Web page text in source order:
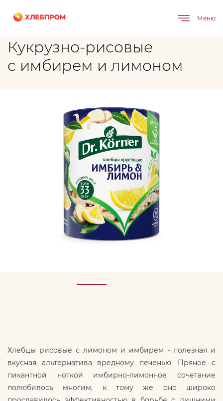
Меню
Кукрузно-рисовые
с имбирем и лимоном
Хлебцы рисовые с лимоном и имбирем - полезная и
вкусная альтернатива вредному печенью. Пряное с
пикантной ноткой имбирно-лимонное сочетание
полюбилось многим, к тому же оно широко